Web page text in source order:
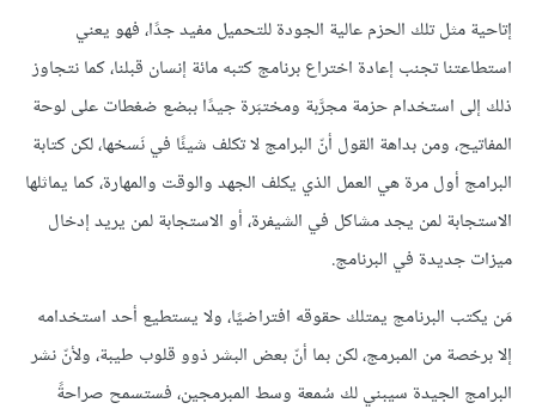
إتاحية مثل تلك الحزم عالية الجودة للتحميل مفيد جدًا، فهو يعني
استطاعتنا تجنب إعادة اختراع برنامج كتبه مائة إنسان قبلنا، كما نتجاوز
ذلك إلى استخدام حزمة مجرَّبة ومختبَرة جيدًا ببضع ضغطات على لوحة
المفاتيح، ومن بداهة القول أنّ البرامج لا تكلف شيئًا في نَسخها، لكن كتابة
البرامج أول مرة هي العمل الذي يكلف الجهد والوقت والمهارة، كما يماثلها
الاستجابة لمن يجد مشاكل في الشيفرة، أو الاستجابة لمن يريد إدخال
ميزات جديدة في البرنامج.
مَن يكتب البرنامج يمتلك حقوقه افتراضيًا، ولا يستطيع أحد استخدامه
إلا برخصة من المبرمج، لكن بما أنّ بعض البشر ذوو قلوب طيبة، ولأنّ نشر
البرامج الجيدة سيبني لك سُمعة وسط المبرمجين، فستسمح صراحةً